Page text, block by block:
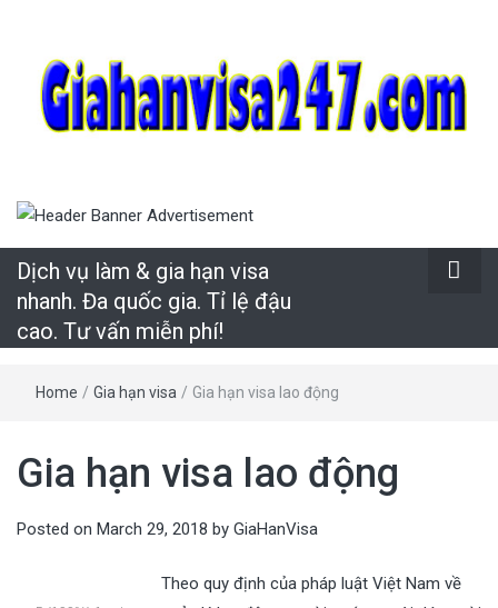
Dịch vụ làm &
gia hạn visa
quốc gia. Tỉ lệ
đậu cao. Tư
vấn miễn phí!
Dịch vụ làm & gia hạn visa
nhanh. Đa quốc gia. Tỉ lệ đậu
cao. Tư vấn miễn phí!
Home / Gia hạn visa / Gia hạn visa lao động
Gia hạn visa lao động
Posted on March 29, 2018 by GiaHanVisa
Theo quy định của pháp luật Việt Nam về